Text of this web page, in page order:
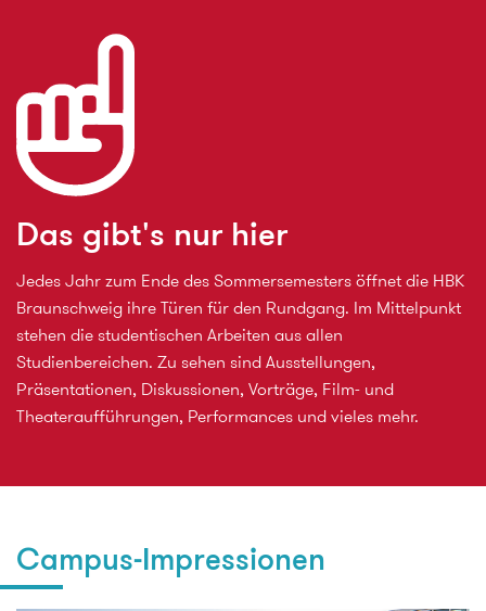
Das gibt's nur hier
Jedes Jahr zum Ende des Sommersemesters öffnet die HBK
Braunschweig ihre Türen für den Rundgang. Im Mittelpunkt
stehen die studentischen Arbeiten aus allen
Studienbereichen. Zu sehen sind Ausstellungen,
Präsentationen, Diskussionen, Vorträge, Film- und
Theateraufführungen, Performances und vieles mehr.
Campus-Impressionen